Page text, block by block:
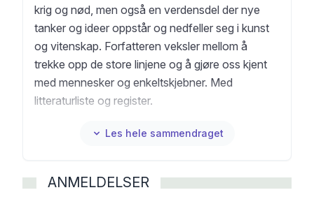
krig og nød, men også en verdensdel der nye
tanker og ideer oppstår og nedfeller seg i kunst
og vitenskap. Forfatteren veksler mellom å
trekke opp de store linjene og å gjøre oss kjent
med mennesker og enkeltskjebner. Med
litteraturliste og register.
Les hele sammendraget
ANMELDELSER